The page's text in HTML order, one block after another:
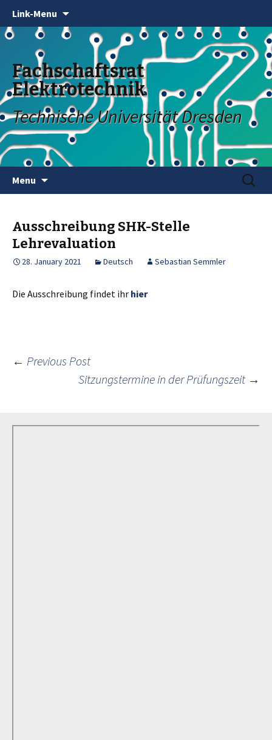
Link-Menu
Fachschaftsrat
Elektrotechnik
Technische Universität Dresden
Menu
Search
for:
Ausschreibung SHK-Stelle
Lehrevaluation
28. January 2021 Deutsch Sebastian Semmler
Die Ausschreibung findet ihr hier
Post
← Previous Post
Sitzungstermine in der Prüfungszeit →